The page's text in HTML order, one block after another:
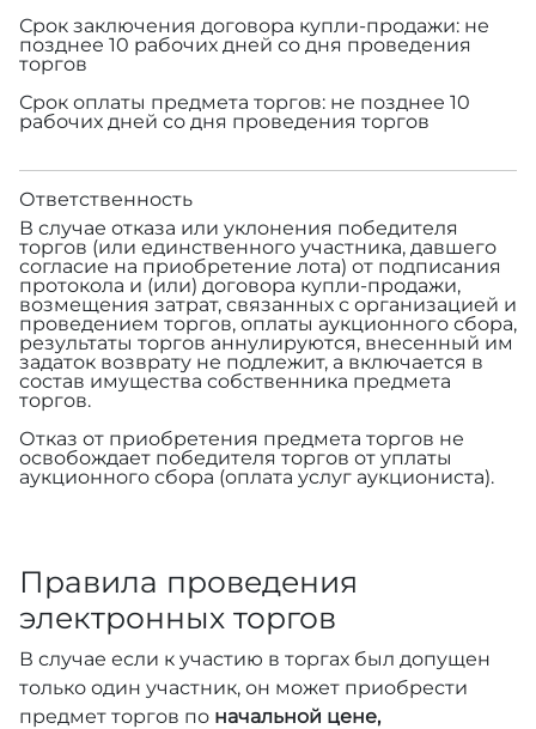
Срок заключения договора купли-продажи: не
позднее 10 рабочих дней со дня проведения
торгов
Срок оплаты предмета торгов: не позднее 10
рабочих дней со дня проведения торгов
Ответственность
В случае отказа или уклонения победителя
торгов (или единственного участника, давшего
согласие на приобретение лота) от подписания
протокола и (или) договора купли-продажи,
возмещения затрат, связанных с организацией и
проведением торгов, оплаты аукционного сбора,
результаты торгов аннулируются, внесенный им
задаток возврату не подлежит, а включается в
состав имущества собственника предмета
торгов.
Отказ от приобретения предмета торгов не
освобождает победителя торгов от уплаты
аукционного сбора (оплата услуг аукциониста).
Правила проведения
электронных торгов
В случае если к участию в торгах был допущен
только один участник, он может приобрести
предмет торгов по начальной цене,